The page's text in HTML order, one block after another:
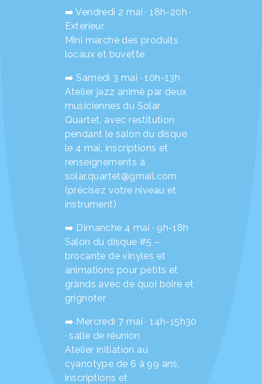
➡️ Vendredi 2 mai · 18h-20h ·
Extérieur
Mini marché des produits
locaux et buvette
➡️ Samedi 3 mai · 10h-13h
Atelier jazz animé par deux
musiciennes du Solar
Quartet, avec restitution
pendant le salon du disque
le 4 mai, inscriptions et
renseignements à
solar.quartet@gmail.com
(précisez votre niveau et
instrument)
➡️ Dimanche 4 mai · 9h-18h
Salon du disque #5 –
brocante de vinyles et
animations pour petits et
grands avec de quoi boire et
grignoter
➡️ Mercredi 7 mai · 14h-15h30
· salle de réunion
Atelier initiation au
cyanotype de 6 à 99 ans,
inscriptions et